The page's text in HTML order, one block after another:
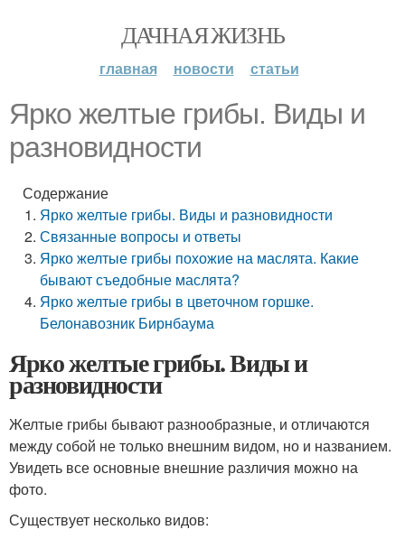
ДАЧНАЯ ЖИЗНЬ
главная новости статьи
Ярко желтые грибы. Виды и
разновидности
Содержание
Ярко желтые грибы. Виды и разновидности
Связанные вопросы и ответы
Ярко желтые грибы похожие на маслята. Какие
бывают съедобные маслята?
Ярко желтые грибы в цветочном горшке.
Белонавозник Бирнбаума
Ярко желтые грибы. Виды и
разновидности
Желтые грибы бывают разнообразные, и отличаются
между собой не только внешним видом, но и названием.
Увидеть все основные внешние различия можно на
фото.
Существует несколько видов: